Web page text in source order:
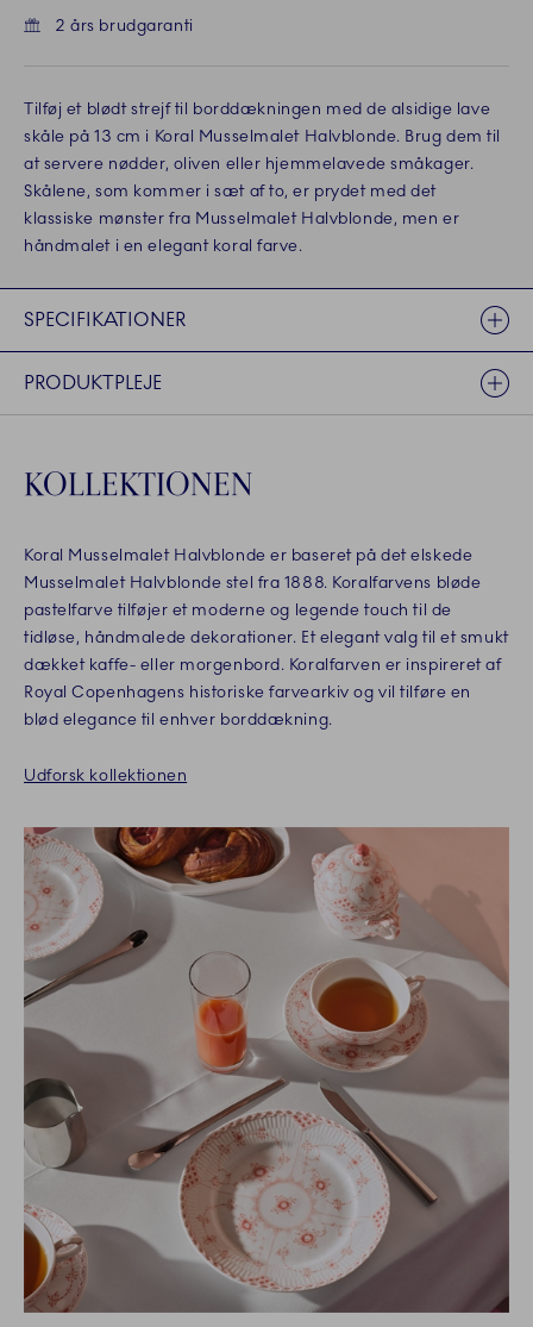
2 års brudgaranti
Tilføj et blødt strejf til borddækningen med de alsidige lave
skåle på 13 cm i Koral Musselmalet Halvblonde. Brug dem til
at servere nødder, oliven eller hjemmelavede småkager.
Skålene, som kommer i sæt af to, er prydet med det
klassiske mønster fra Musselmalet Halvblonde, men er
håndmalet i en elegant koral farve.
SPECIFIKATIONER
PRODUKTPLEJE
KOLLEKTIONEN
Koral Musselmalet Halvblonde er baseret på det elskede
Musselmalet Halvblonde stel fra 1888. Koralfarvens bløde
pastelfarve tilføjer et moderne og legende touch til de
tidløse, håndmalede dekorationer. Et elegant valg til et smukt
dækket kaffe- eller morgenbord. Koralfarven er inspireret af
Royal Copenhagens historiske farvearkiv og vil tilføre en
blød elegance til enhver borddækning.
Udforsk kollektionen